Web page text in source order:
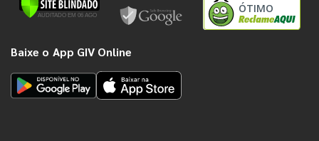
ÓTIMO
Baixe o App GIV Online